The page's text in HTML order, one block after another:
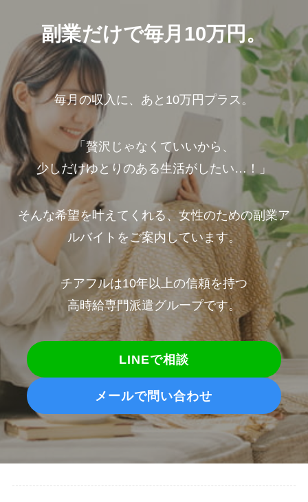
副業だけで毎月10万円。
毎月の収入に、あと10万円プラス。
「贅沢じゃなくていいから、
少しだけゆとりのある生活がしたい…！」
そんな希望を叶えてくれる、女性のための副業ア
ルバイトをご案内しています。
チアフルは10年以上の信頼を持つ
高時給専門派遣グループです。
LINEで相談
メールで問い合わせ